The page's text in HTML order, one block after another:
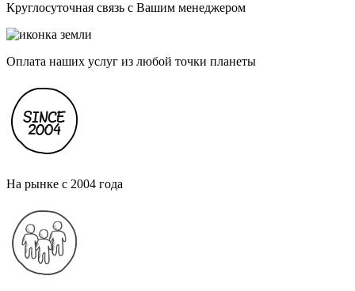
Круглосуточная связь с Вашим менеджером
Оплата наших услуг из любой точки планеты
На рынке с 2004 года